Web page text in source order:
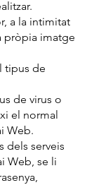
a la intimitat
pròpia imatge
tipus de
de virus o
el normal
Web.
dels serveis
Web, se li